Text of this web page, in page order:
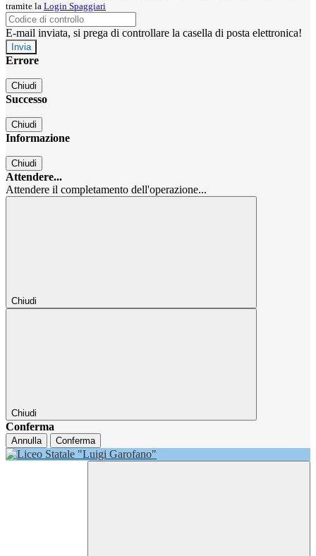
tramite la Login Spaggiari
E-mail inviata, si prega di controllare la casella di posta elettronica!
Errore
Chiudi
Successo
Chiudi
Informazione
Chiudi
Attendere...
Attendere il completamento dell'operazione...
Chiudi
Chiudi
Conferma
Annulla Conferma